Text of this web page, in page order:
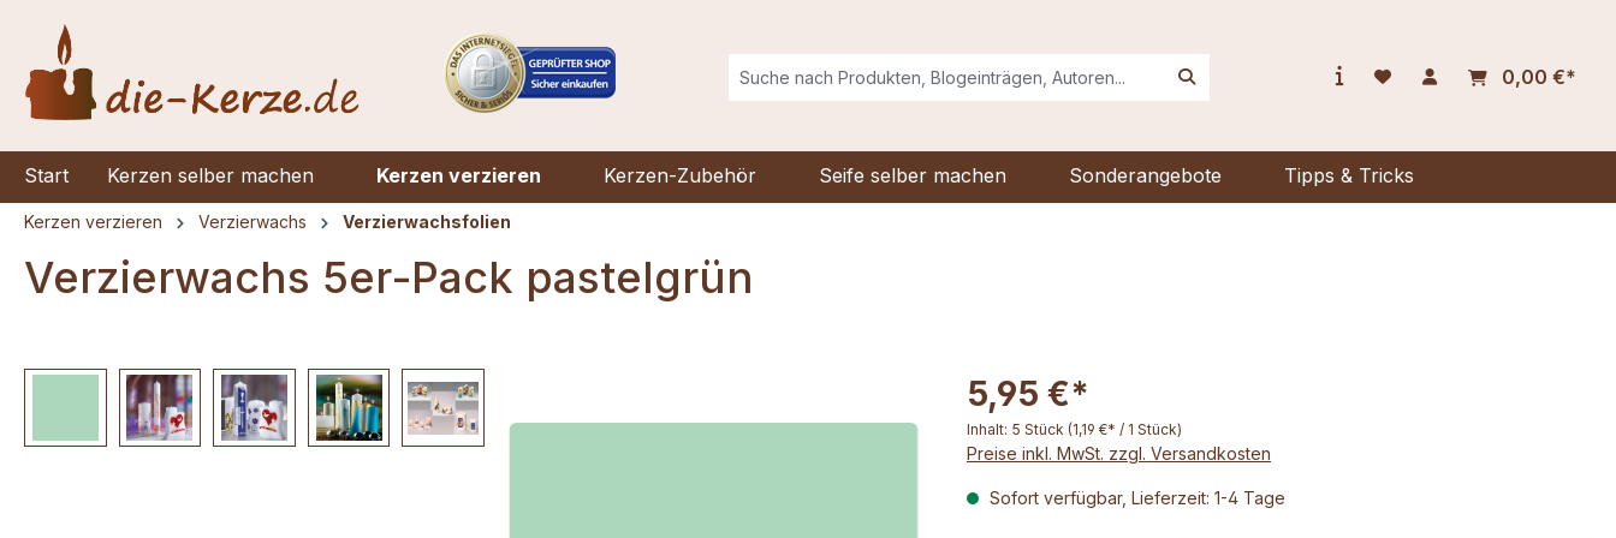
0,00 €*
Start Kerzen selber machen Kerzen verzieren Kerzen-Zubehör Seife selber machen Sonderangebote Tipps & Tricks
Kerzen verzieren Verzierwachs Verzierwachsfolien
Verzierwachs 5er-Pack pastelgrün
Bildergalerie überspringen 5,95 €*
Inhalt: 5 Stück (1,19 €* / 1 Stück)
Preise inkl. MwSt. zzgl. Versandkosten
Sofort verfügbar, Lieferzeit: 1-4 Tage